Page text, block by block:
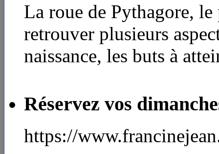
La roue de Pythagore,
retrouver plusieurs
naissance, les buts à
Réservez vos
https://